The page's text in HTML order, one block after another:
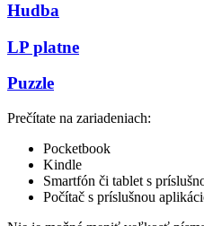
Hudba
LP platne
Puzzle
Prečítate na zariadeniach:
Pocketbook
Kindle
Smartfón či tablet s
Počítač s príslušnou